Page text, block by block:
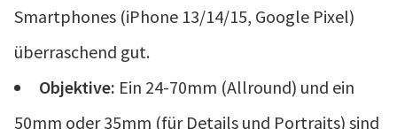
Smartphones (iPhone 13/14/15, Google Pixel)
überraschend gut.
Objektive: Ein 24-70mm (Allround) und ein
50mm oder 35mm (für Details und Portraits) sind